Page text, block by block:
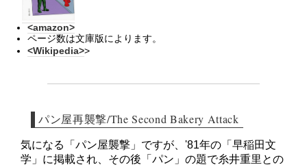
<amazon>
ページ数は文庫版によります。
<Wikipedia>>
パン屋再襲撃/The Second Bakery Attack
気になる「パン屋襲撃」ですが、'81年の「早稲田文
学」に掲載され、その後「パン」の題で糸井重里との